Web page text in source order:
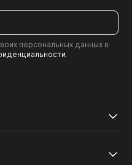
персональных данных в
.